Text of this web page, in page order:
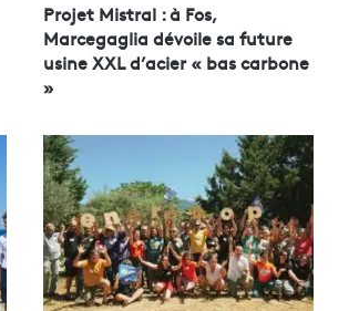
Projet Mistral : à Fos,
Marcegaglia dévoile sa future
usine XXL d’acier « bas carbone
»